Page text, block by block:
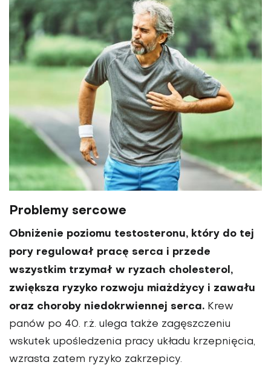
Problemy sercowe
Obniżenie poziomu testosteronu, który do tej
pory regulował pracę serca i przede
wszystkim trzymał w ryzach choleste­rol,
zwiększa ryzyko rozwoju miażdżycy i zawału
oraz choroby niedokrwiennej serca. Krew
panów po 40. r.ż. ulega tak­że zagęszczeniu
wskutek upośledzenia pracy układu krzepnięcia,
wzrasta zatem ryzyko zakrzepicy.